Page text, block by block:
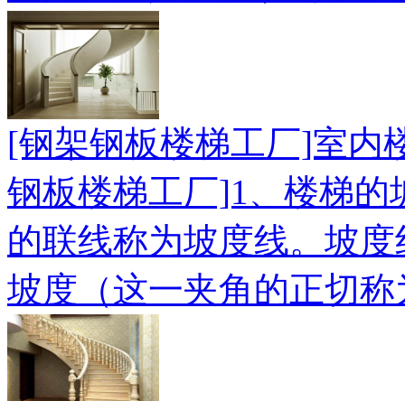
[钢架钢板楼梯工厂]室内
钢板楼梯工厂]1、楼梯
的联线称为坡度线。坡
坡度（这一夹角的正切称